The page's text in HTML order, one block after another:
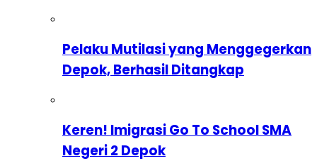
Pelaku Mutilasi yang Menggegerkan
Depok, Berhasil Ditangkap
Keren! Imigrasi Go To School SMA
Negeri 2 Depok